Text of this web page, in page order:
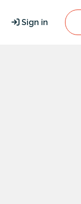
Sign in